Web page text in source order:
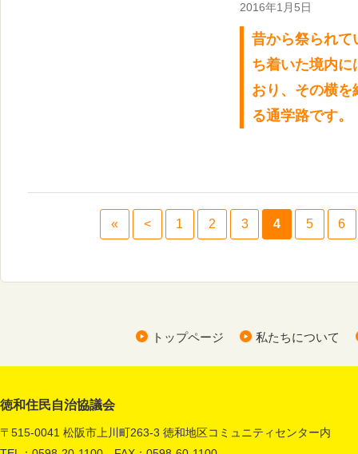
2016年1月5日
昔から祭られて
ち着いた境内に
おり、その横を
る通学路です。
« < 1 2 3 4 5 6
トップページ 私たちについて
徳和住民自治協議会
〒515-0041 松阪市上川町263-3 徳和地区コミュニティセンター内